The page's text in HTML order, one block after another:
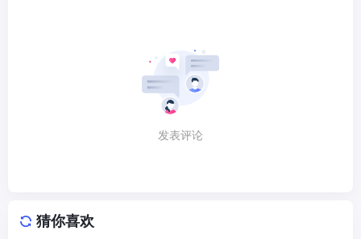
发表评论
猜你喜欢